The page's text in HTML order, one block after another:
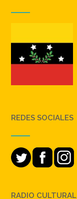
REDES SOCIALES
RADIO CULTURAL